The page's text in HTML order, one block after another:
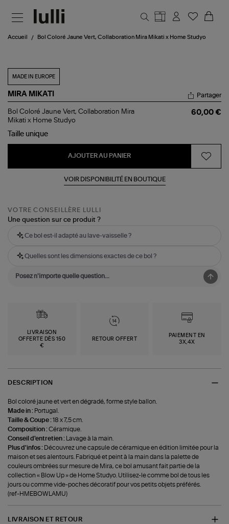
Accueil Bol Coloré Jaune Vert, Collaboration Mira Mikati x Home Studyo
MADE IN EUROPE
MIRA MIKATI
Bol
Coloré
Vert,
Collaboration
x
Partager
Bol Coloré Jaune Vert, Collaboration Mira
Mikati x Home Studyo
60,00 €
Taille unique
AJOUTER AU PANIER
VOIR DISPONIBILITÉ EN BOUTIQUE
VOTRE CONSEILLÈRE LULLI
Une question sur ce produit ?
Ce bol est-il adapté au lave-vaisselle ?
Quelles sont les dimensions exactes de ce bol ?
LIVRAISON
OFFERTE DÈS 150
€
RETOUR OFFERT
PAIEMENT EN
3X,4X
DESCRIPTION
Bol coloré jaune et vert en dégradé, forme style ballon.
Made in : Portugal.
Taille & Coupe :18 x 7,5 cm.
Composition :Céramique.
Conseil d'entretien :
Lavage à la main.
Plus d'infos : Découvrez une capsule de céramique en édition limitée pour la
maison et ses alentours. Fabriqué et peint à la main dans la palette de
couleurs ombrées sur mesure de Mira, ce bol amusant fait partie de la
collection « Blow Up » de Home Studyo. Utilisez-le comme bol de tous les
jours ou comme vide-poches décoratif pour vos petits objets préférés.
(ref-HMEBOWLAMU)
LIVRAISON ET RETOUR